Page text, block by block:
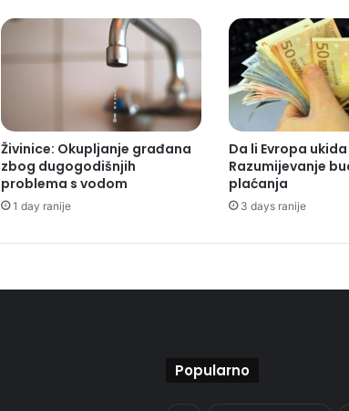
Živinice: Okupljanje građana
zbog dugogodišnjih
problema s vodom
1 day ranije
Da li Evropa
Razumijevanje
plaćanja
3 days ranije
Popularno